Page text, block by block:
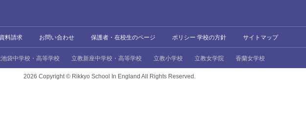
資料請求 お問い合わせ 保護者・在校生のページ ポリシー 学校の方針 サイトマップ
池袋中学校・高等学校 立教新座中学校・高等学校 立教小学校 立教女学院 香蘭女学校
2026 Copyright © Rikkyo School In England All Rights Reserved.